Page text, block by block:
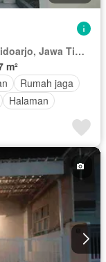
Royal Regency Wage, Bohar, Taman, Sidoarjo, Jawa Timur
m²
Rumah jaga
Halaman